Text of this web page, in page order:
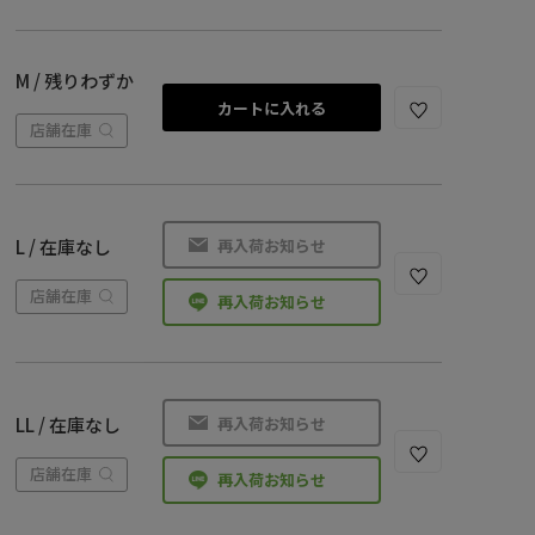
M / 残りわずか
店舗在庫
カートに入れる
L / 在庫なし
店舗在庫
再入荷お知らせ
再入荷お知らせ
LL / 在庫なし
店舗在庫
再入荷お知らせ
再入荷お知らせ